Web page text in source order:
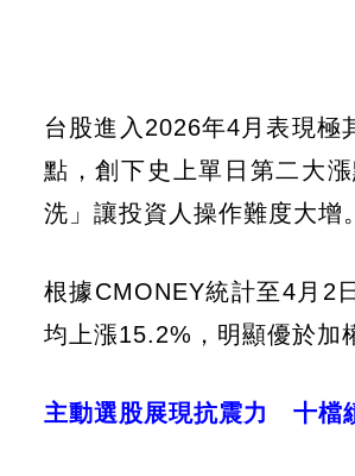
台股進入2026年4月表現極
點，創下史上單日第二大
洗」讓投資人操作難度大增。
根據CMONEY統計至4月2
均上漲15.2%，明顯優於加
主動選股展現抗震力 十檔